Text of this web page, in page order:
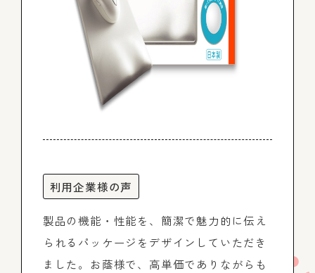
利用企業様の声
製品の機能・性能を、簡潔で魅力的に伝え
られるパッケージをデザインしていただき
ました。お蔭様で、高単価でありながらも